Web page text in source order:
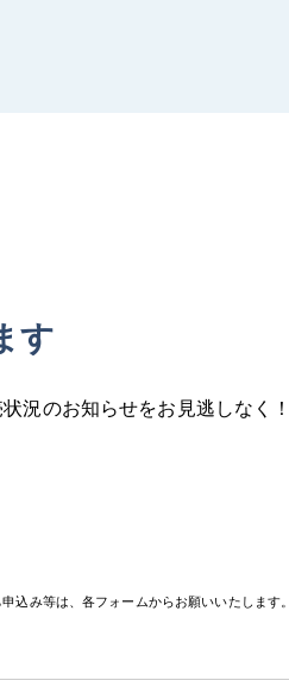
す
況のお知らせをお見逃しなく！
込み等は、各フォームからお願いいたします。